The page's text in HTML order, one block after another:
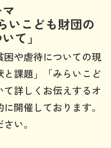
いこども財団の
て」
や虐待についての現
課題」「みらいこど
詳しくお伝えするオ
開催しております。
い。